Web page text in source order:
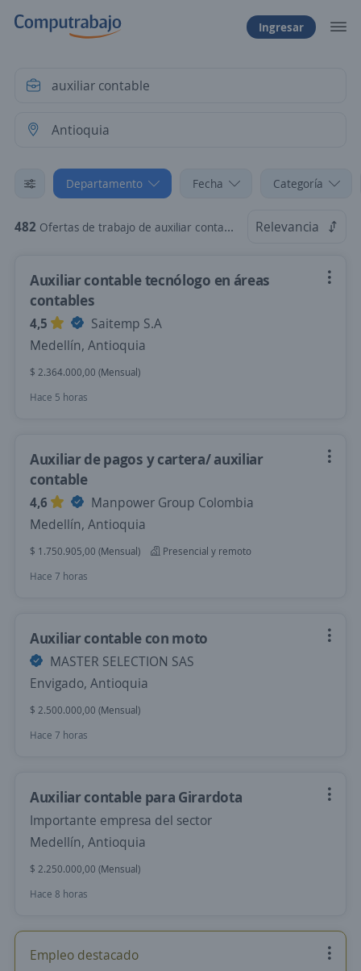
Ingresar
Departamento Fecha Categoría
482 Ofertas de trabajo de auxiliar contable en Antioquia Relevancia
Auxiliar contable tecnólogo en áreas
contables
4,5
Saitemp S.A
Medellín, Antioquia
$ 2.364.000,00 (Mensual)
Hace 5 horas
Auxiliar de pagos y cartera/ auxiliar
contable
4,6
Manpower Group Colombia
Medellín, Antioquia
$ 1.750.905,00 (Mensual)
Presencial y remoto
Hace 7 horas
Auxiliar contable con moto
MASTER SELECTION SAS
Envigado, Antioquia
$ 2.500.000,00 (Mensual)
Hace 7 horas
Auxiliar contable para Girardota
Importante empresa del sector
Medellín, Antioquia
$ 2.250.000,00 (Mensual)
Hace 8 horas
Empleo destacado